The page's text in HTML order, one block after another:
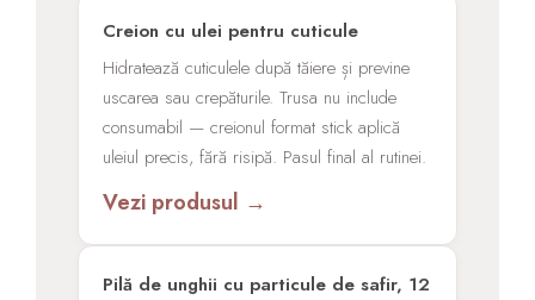
Creion cu ulei pentru cuticule
Hidratează cuticulele după tăiere și previne
uscarea sau crepăturile. Trusa nu include
consumabil — creionul format stick aplică
uleiul precis, fără risipă. Pasul final al rutinei.
Vezi produsul →
Pilă de unghii cu particule de safir, 12